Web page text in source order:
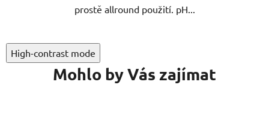
prostě allround použití. pH...
High-contrast mode
Mohlo by Vás zajímat